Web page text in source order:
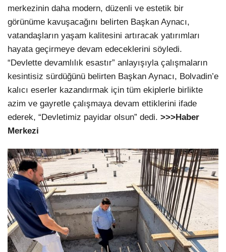
merkezinin daha modern, düzenli ve estetik bir
görünüme kavuşacağını belirten Başkan Aynacı,
vatandaşların yaşam kalitesini artıracak yatırımları
hayata geçirmeye devam edeceklerini söyledi.
“Devlette devamlılık esastır” anlayışıyla çalışmaların
kesintisiz sürdüğünü belirten Başkan Aynacı, Bolvadin’e
kalıcı eserler kazandırmak için tüm ekiplerle birlikte
azim ve gayretle çalışmaya devam ettiklerini ifade
ederek, “Devletimiz payidar olsun” dedi. >>>Haber
Merkezi